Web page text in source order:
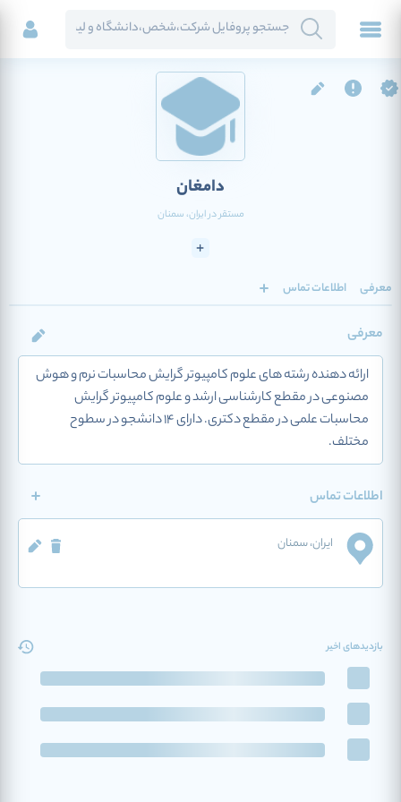
دامغان
مستقر درایران، سمنان
معرفی اطلاعات تماس
معرفی
ارائه دهنده رشته های علوم کامپیوتر گرایش محاسبات نرم و هوش
مصنوعی در مقطع کارشناسی ارشد و علوم کامپیوتر گرایش
محاسبات علمی در مقطع دکتری. دارای 14 دانشجو در سطوح
مختلف.
اطلاعات تماس
ایران، سمنان
بازدیدهای اخیر